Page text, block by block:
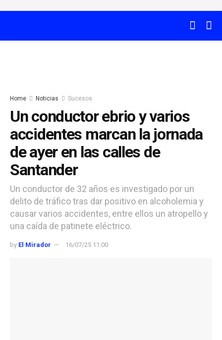
Home Noticias Sucesos
Un conductor ebrio y varios
accidentes marcan la jornada
de ayer en las calles de
Santander
Un conductor de 32 años es investigado por un
delito de tráfico tras dar positivo en alcoholemia y
causar varios accidentes, entre ellos un atropello y
una caída de patinete eléctrico.
by El Mirador 16/07/25 11:00